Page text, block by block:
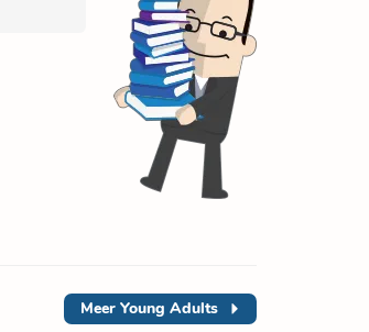
Meer Young Adults